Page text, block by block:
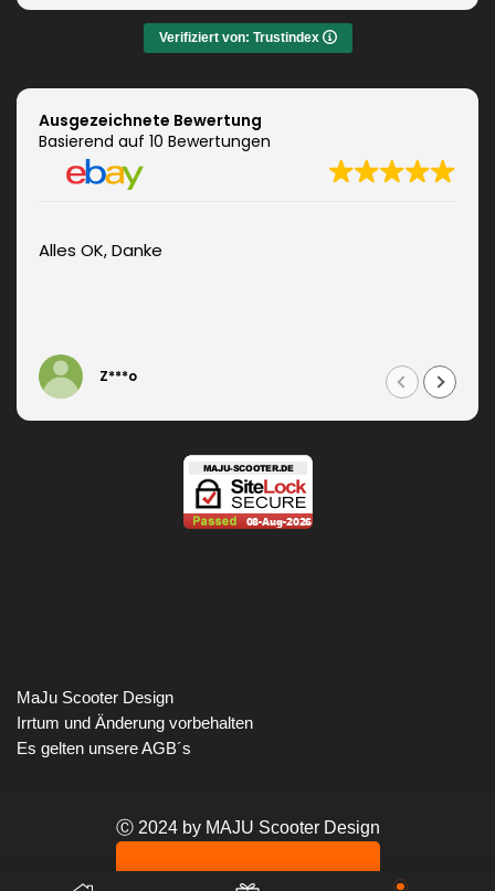
Das Ergebnis war jeden Euro wert. Vielen Dank!
Verifiziert von: Trustindex
Ausgezeichnete Bewertung
Basierend auf 10 Bewertungen
Alles OK, Danke
Z***o
MaJu Scooter Design
Irrtum und Änderung vorbehalten
Es gelten unsere AGB´s
Ⓒ 2024 by MAJU Scooter Design
VERTRAG WIDERRUFEN